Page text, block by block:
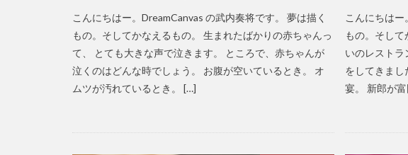
こんにちはー。DreamCanvas の武内奏将です。 夢は描く
もの。そしてかなえるもの。 生まれたばかりの赤ちゃんっ
て、 とても大きな声で泣きます。 ところで、赤ちゃんが
泣くのはどんな時でしょう。 お腹が空いているとき。 オ
ムツが汚れているとき。 […]
こんにちはー
もの。そし
いのレスト
をしてきまし
宴。 新郎が